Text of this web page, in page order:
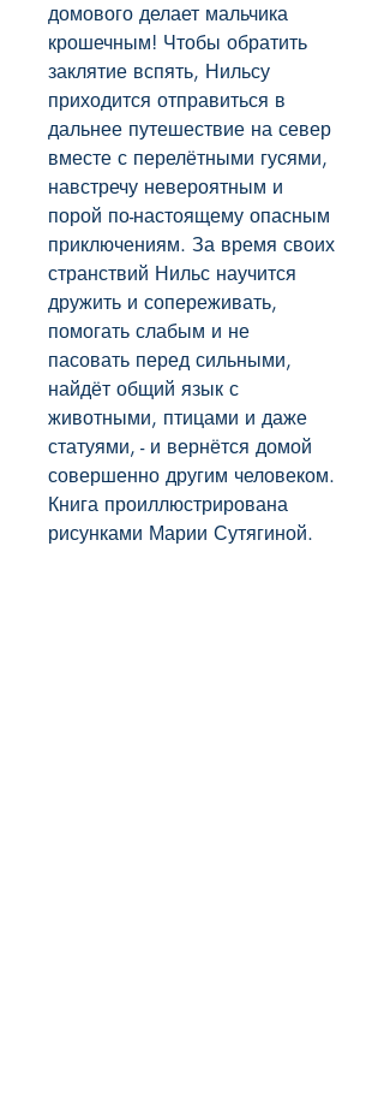
домового делает мальчика
крошечным! Чтобы обратить
заклятие вспять, Нильсу
приходится отправиться в
дальнее путешествие на север
вместе с перелётными гусями,
навстречу невероятным и
порой по-настоящему опасным
приключениям. За время своих
странствий Нильс научится
дружить и сопереживать,
помогать слабым и не
пасовать перед сильными,
найдёт общий язык с
животными, птицами и даже
статуями, - и вернётся домой
совершенно другим человеком.
Книга проиллюстрирована
рисунками Марии Сутягиной.